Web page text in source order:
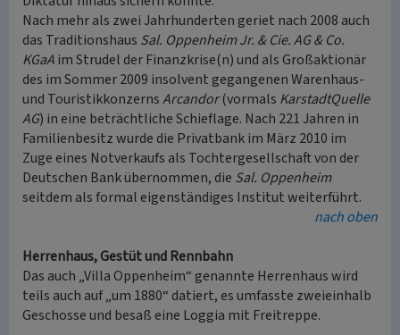
Nach mehr als zwei Jahrhunderten geriet nach 2008 auch
das Traditionshaus Sal. Oppenheim Jr. & Cie. AG & Co.
KGaAim Strudel der Finanzkrise(n) und als Großaktionär
des im Sommer 2009 insolvent gegangenen Warenhaus-
und TouristikkonzernsArcandor(vormals KarstadtQuelle
AG) in eine beträchtliche Schieflage. Nach 221 Jahren in
Familienbesitz wurde die Privatbank im März 2010 im
Zuge eines Notverkaufs als Tochtergesellschaft von der
Deutschen Bank übernommen, die Sal. Oppenheim
seitdem als formal eigenständiges Institut weiterführt.
nach oben
Herrenhaus, Gestüt und Rennbahn
Das auch „Villa Oppenheim“ genannte Herrenhaus wird
teils auch auf „um 1880“ datiert, es umfasste zweieinhalb
Geschosse und besaß eine Loggia mit Freitreppe.